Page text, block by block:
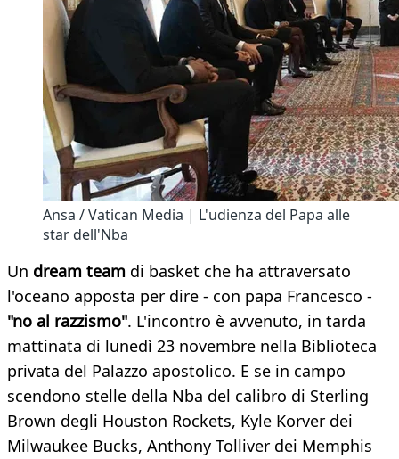
Ansa / Vatican Media | L'udienza del Papa alle
star dell'Nba
Un dream team di basket che ha attraversato
l'oceano apposta per dire - con papa Francesco -
"no al razzismo". L'incontro è avvenuto, in tarda
mattinata di lunedì 23 novembre nella Biblioteca
privata del Palazzo apostolico. E se in campo
scendono stelle della Nba del calibro di Sterling
Brown degli Houston Rockets, Kyle Korver dei
Milwaukee Bucks, Anthony Tolliver dei Memphis